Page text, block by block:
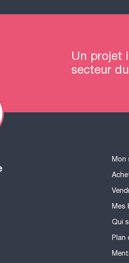
Un projet
secteur
Mon
Mes
Qui
Plan